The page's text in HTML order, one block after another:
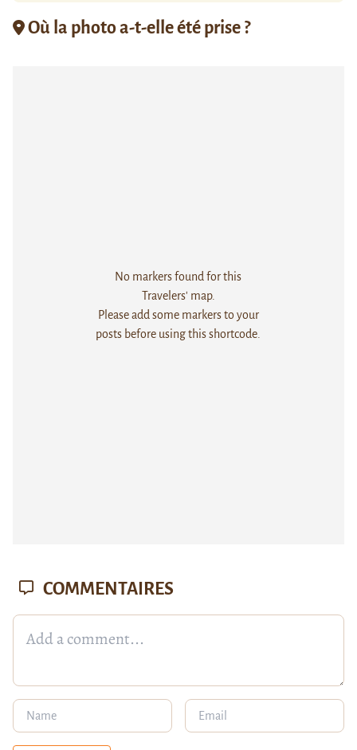
Où la photo a-t-elle été prise ?
No markers found for this
Travelers' map.
Please add some markers to your
posts before using this shortcode.
COMMENTAIRES